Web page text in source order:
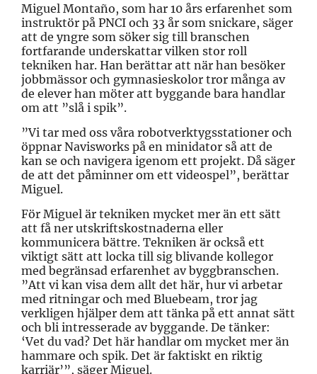
Miguel Montaño, som har 10 års erfarenhet som
instruktör på PNCI och 33 år som snickare, säger
att de yngre som söker sig till branschen
fortfarande underskattar vilken stor roll
tekniken har. Han berättar att när han besöker
jobbmässor och gymnasieskolor tror många av
de elever han möter att byggande bara handlar
om att ”slå i spik”.
”Vi tar med oss våra robotverktygsstationer och
öppnar Navisworks på en minidator så att de
kan se och navigera igenom ett projekt. Då säger
de att det påminner om ett videospel”, berättar
Miguel.
För Miguel är tekniken mycket mer än ett sätt
att få ner utskriftskostnaderna eller
kommunicera bättre. Tekniken är också ett
viktigt sätt att locka till sig blivande kollegor
med begränsad erfarenhet av byggbranschen.
”Att vi kan visa dem allt det här, hur vi arbetar
med ritningar och med Bluebeam, tror jag
verkligen hjälper dem att tänka på ett annat sätt
och bli intresserade av byggande. De tänker:
‘Vet du vad? Det här handlar om mycket mer än
hammare och spik. Det är faktiskt en riktig
karriär’”, säger Miguel.